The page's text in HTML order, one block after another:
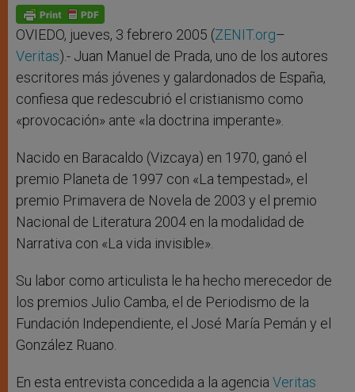
p
p
g
e
r
o
k
OVIEDO, jueves, 3 febrero 2005 (ZENIT.org–
Veritas).- Juan Manuel de Prada, uno de los autores
escritores más jóvenes y galardonados de España,
confiesa que redescubrió el cristianismo como
«provocación» ante «la doctrina imperante».
Nacido en Baracaldo (Vizcaya) en 1970, ganó el
premio Planeta de 1997 con «La tempestad», el
premio Primavera de Novela de 2003 y el premio
Nacional de Literatura 2004 en la modalidad de
Narrativa con «La vida invisible».
Su labor como articulista le ha hecho merecedor de
los premios Julio Camba, el de Periodismo de la
Fundación Independiente, el José María Pemán y el
González Ruano.
En esta entrevista concedida a la agencia Veritas